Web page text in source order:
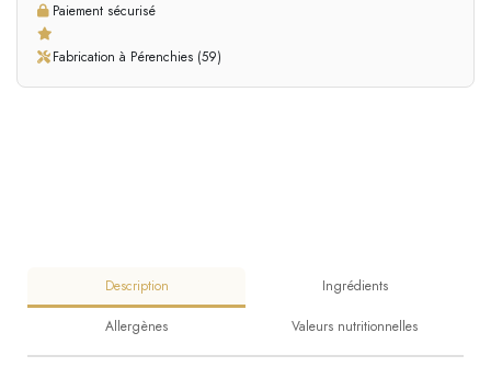
Paiement sécurisé
Fabrication à Pérenchies (59)
Description Ingrédients
Allergènes Valeurs nutritionnelles